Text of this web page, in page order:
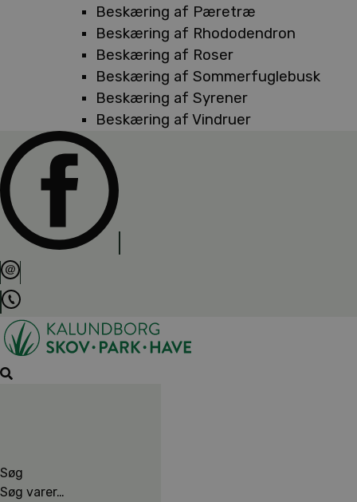
Beskæring af Pæretræ
Beskæring af Rhododendron
Beskæring af Roser
Beskæring af Sommerfuglebusk
Beskæring af Syrener
Beskæring af Vindruer
Søg
Søg varer…